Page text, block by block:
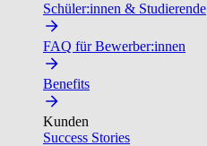
Schüler:innen & Studierende
FAQ für Bewerber:innen
Benefits
Kunden
Success Stories